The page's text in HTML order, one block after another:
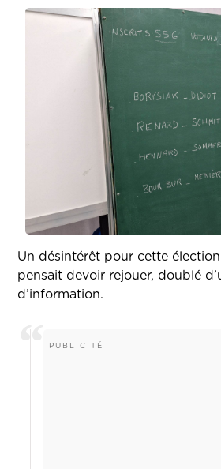
Un désintérêt pour cette
pensait devoir rejouer, doublé
d’information.